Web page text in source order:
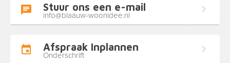
Stuur ons een e-mail
info@blaauw-woonidee.nl
Afspraak Inplannen
Onderschrift